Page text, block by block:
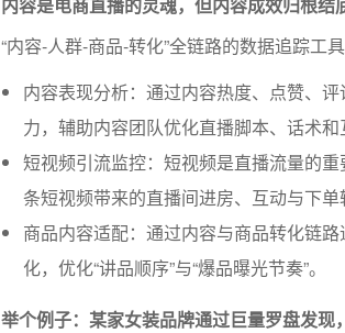
“内容-人群-商品-转化”全链路的数据追踪工
内容表现分析：通过内容热度、点赞、
力，辅助内容团队优化直播脚本、话术和
短视频引流监控：短视频是直播流量的
条短视频带来的直播间进房、互动与下
商品内容适配：通过内容与商品转化链
化，优化“讲品顺序”与“爆品曝光节奏”。
举个例子：某家女装品牌通过巨量罗盘发